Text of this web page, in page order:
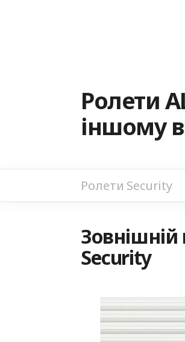
Ролети
іншому
Ролети Security
Зовнішній
Security